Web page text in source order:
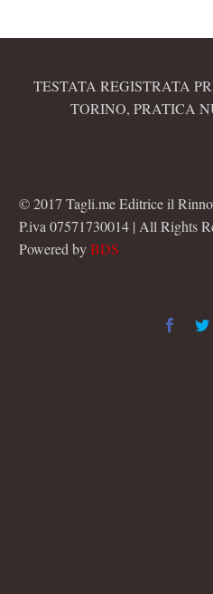
TESTATA REGISTRATA
TORINO, PRATICA
© 2017 Tagli.me Editrice il
P.iva 07571730014 | All Rights
Powered byBDS